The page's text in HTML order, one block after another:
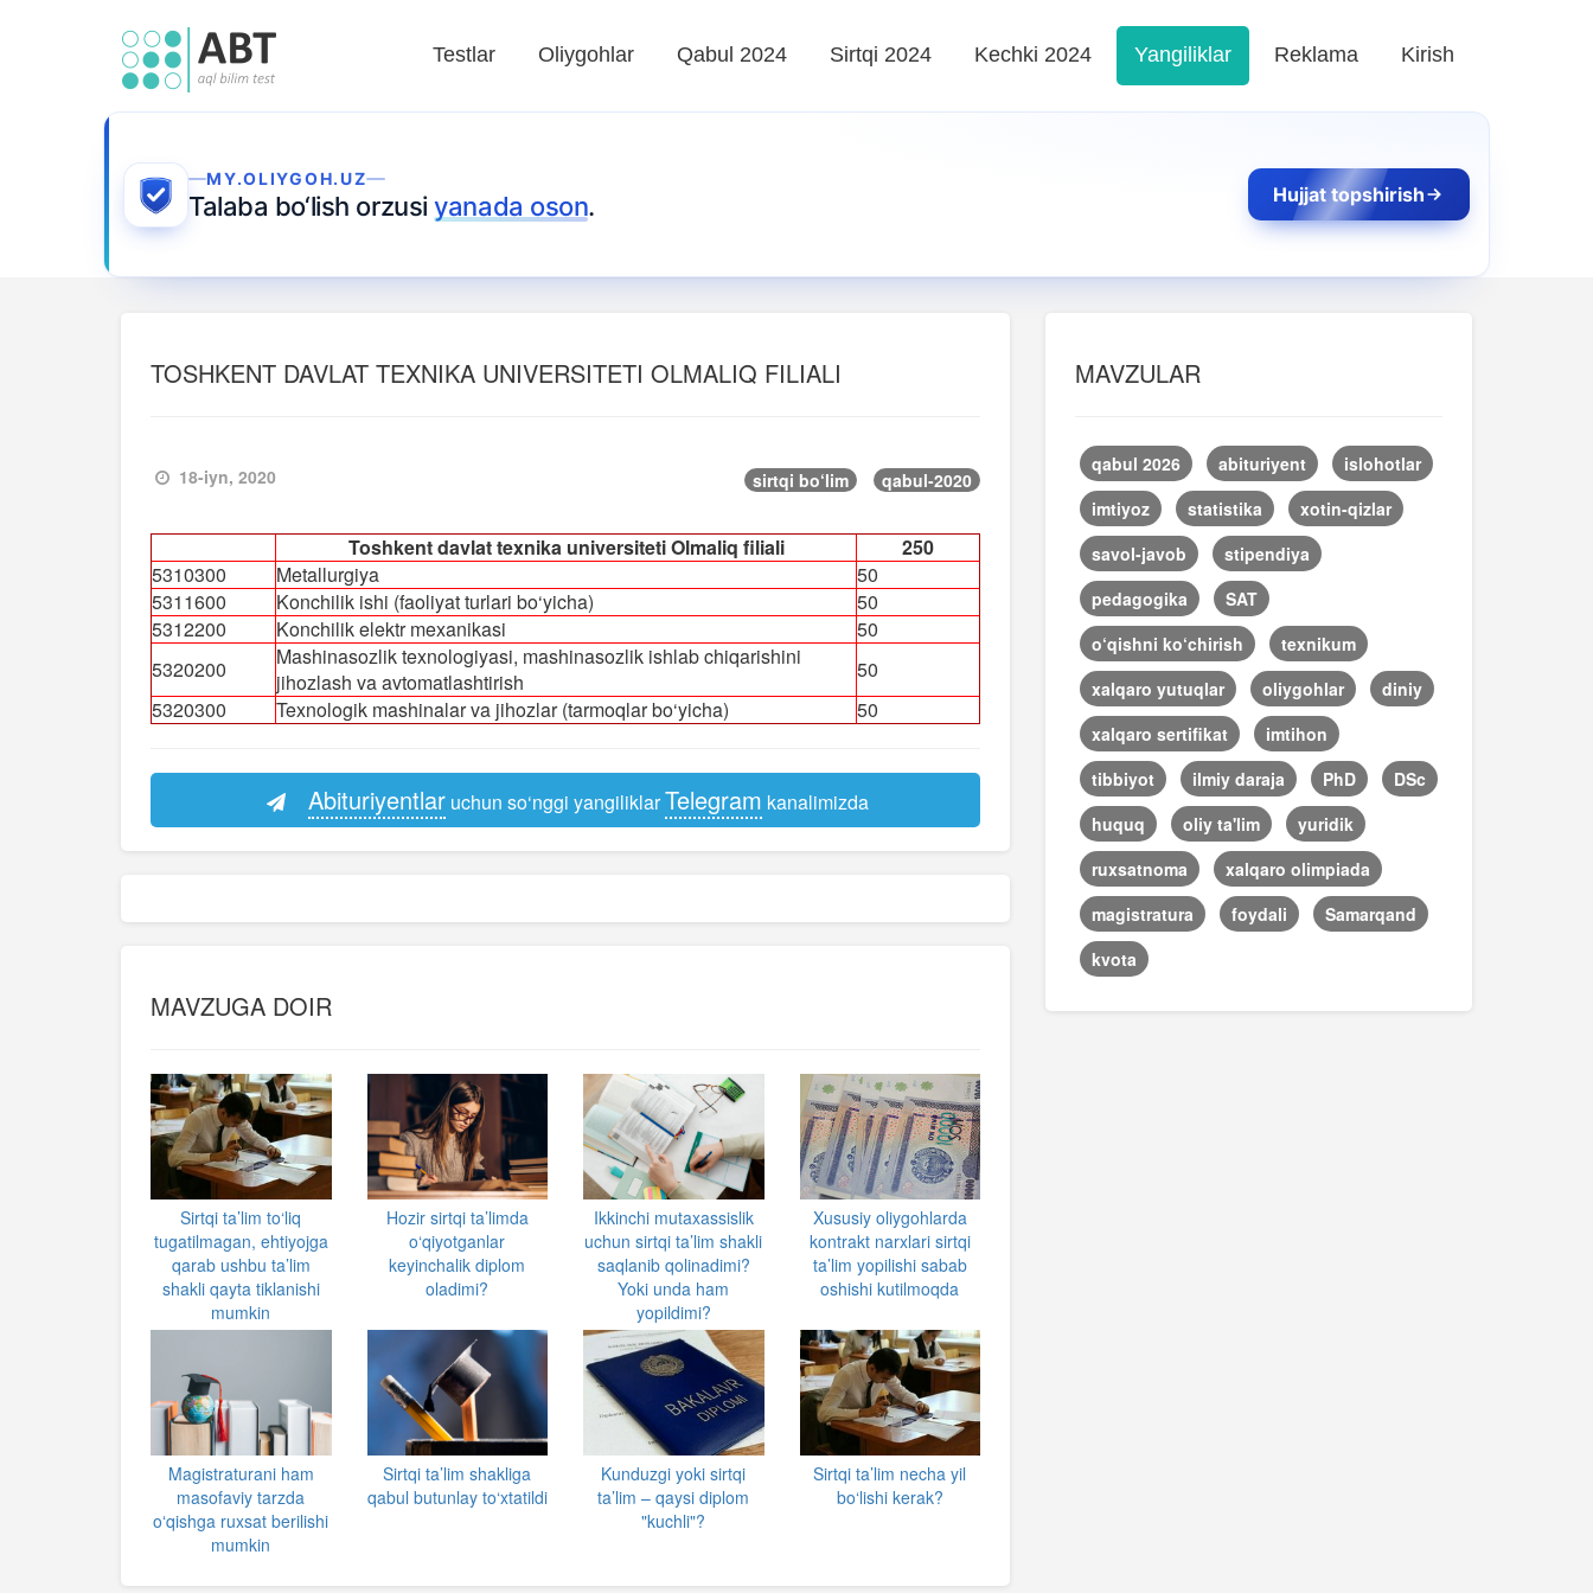
Testlar Oliygohlar Qabul 2024 Sirtqi 2024 Kechki 2024 Yangiliklar Reklama Kirish
MY.OLIYGOH.UZ
Talaba bo‘lish orzusiyanada oson. Hujjat topshirish
TOSHKENT DAVLAT TEXNIKA UNIVERSITETI OLMALIQ FILIALI
18-iyn, 2020 sirtqi bo‘lim qabul-2020
Toshkent davlat texnika universiteti Olmaliq filiali
250
5310300
Metallurgiya
50
5311600
Konchilik ishi (faoliyat turlari bo‘yicha)
50
5312200
Konchilik elektr mexanikasi
50
5320200
Mashinasozlik texnologiyasi, mashinasozlik ishlab chiqarishini
jihozlash va avtomatlashtirish
50
5320300
Texnologik mashinalar va jihozlar (tarmoqlar bo‘yicha) 50
Abituriyentlaruchun so‘nggi yangiliklarTelegram kanalimizda
MAVZUGA DOIR
Sirtqi ta’lim to‘liq
tugatilmagan, ehtiyojga
qarab ushbu ta’lim
shakli qayta tiklanishi
mumkin
Hozir sirtqi ta’limda
o‘qiyotganlar
keyinchalik diplom
oladimi?
Ikkinchi mutaxassislik
uchun sirtqi ta’lim shakli
saqlanib qolinadimi?
Yoki unda ham
yopildimi?
Xususiy oliygohlarda
kontrakt narxlari sirtqi
ta’lim yopilishi sabab
oshishi kutilmoqda
Magistraturani ham
masofaviy tarzda
oʻqishga ruxsat berilishi
mumkin
Sirtqi ta’lim shakliga
qabul butunlay to‘xtatildi
Kunduzgi yoki sirtqi
ta’lim – qaysi diplom
"kuchli"?
Sirtqi ta’lim necha yil
bo‘lishi kerak?
MAVZULAR
qabul 2026 abituriyent
islohotlar
imtiyoz
statistika
xotin-qizlar
savol-javob
stipendiya
pedagogika
SAT
o‘qishni ko‘chirish
texnikum
xalqaro yutuqlar
oliygohlar
diniy
xalqaro sertifikat
imtihon
tibbiyot
ilmiy daraja PhD
DSc
huquq
oliy ta'lim
yuridik
ruxsatnoma
xalqaro olimpiada
magistratura
foydali
Samarqand
kvota